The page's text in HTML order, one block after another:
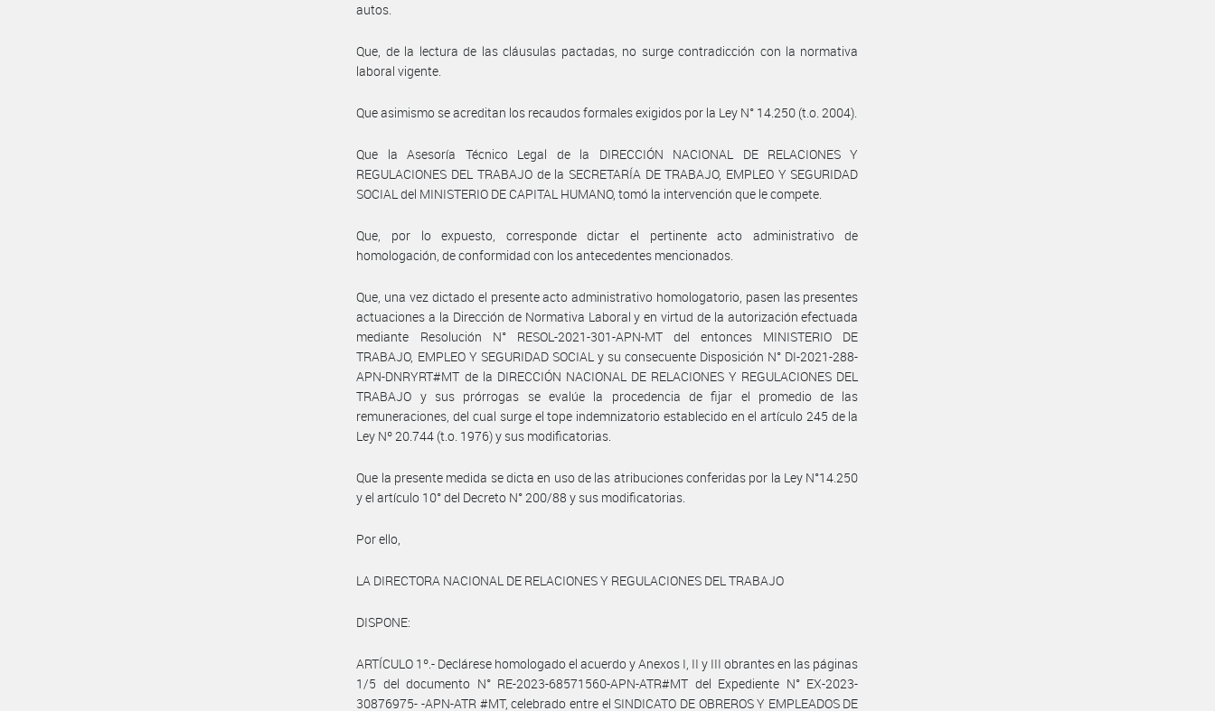
autos.
Que, de la lectura de las cláusulas pactadas, no surge contradicción con la normativa
laboral vigente.
Que asimismo se acreditan los recaudos formales exigidos por la Ley N° 14.250 (t.o. 2004).
Que la Asesoría Técnico Legal de la DIRECCIÓN NACIONAL DE RELACIONES Y
REGULACIONES DEL TRABAJO de la SECRETARÍA DE TRABAJO, EMPLEO Y SEGURIDAD
SOCIAL del MINISTERIO DE CAPITAL HUMANO, tomó la intervención que le compete.
Que, por lo expuesto, corresponde dictar el pertinente acto administrativo de
homologación, de conformidad con los antecedentes mencionados.
Que, una vez dictado el presente acto administrativo homologatorio, pasen las presentes
actuaciones a la Dirección de Normativa Laboral y en virtud de la autorización efectuada
mediante Resolución N° RESOL-2021-301-APN-MT del entonces MINISTERIO DE
TRABAJO, EMPLEO Y SEGURIDAD SOCIAL y su consecuente Disposición N° DI-2021-288-
APN-DNRYRT#MT de la DIRECCIÓN NACIONAL DE RELACIONES Y REGULACIONES DEL
TRABAJO y sus prórrogas se evalúe la procedencia de fijar el promedio de las
remuneraciones, del cual surge el tope indemnizatorio establecido en el artículo 245 de la
Ley Nº 20.744 (t.o. 1976) y sus modificatorias.
Que la presente medida se dicta en uso de las atribuciones conferidas por la Ley N°14.250
y el artículo 10° del Decreto N° 200/88 y sus modificatorias.
Por ello,
LA DIRECTORA NACIONAL DE RELACIONES Y REGULACIONES DEL TRABAJO
DISPONE:
ARTÍCULO 1º.- Declárese homologado el acuerdo y Anexos I, II y III obrantes en las páginas
1/5 del documento N° RE-2023-68571560-APN-ATR#MT del Expediente N° EX-2023-
30876975- -APN-ATR #MT, celebrado entre el SINDICATO DE OBREROS Y EMPLEADOS DE